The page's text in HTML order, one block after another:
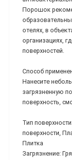
Порошок
отелях, в
организациях,
поверхностей.
Способ
Нанесите
загрязненную
поверхность,
Тип
поверхности,
Плитка
Загрязнение: